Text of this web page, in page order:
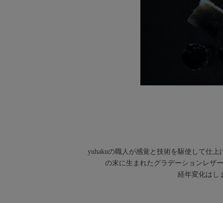
yuhakuの職人が感覚と技術を駆使して仕
の末に生まれたグラデーションレザ
経年変化はし